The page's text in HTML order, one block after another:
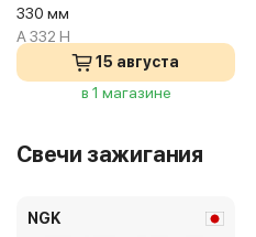
330 мм
A 332 H
15 августа
в 1 магазине
Свечи зажигания
NGK